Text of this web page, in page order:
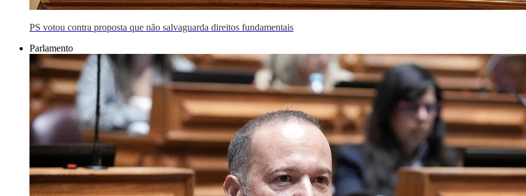
PS votou contra proposta que não salvaguarda direitos fundamentais
Parlamento